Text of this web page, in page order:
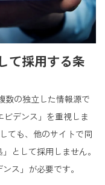
て採用する条
数の独立した情報源で
デンス」を重視しま
ても、他のサイトで同
として採用しません。
ス」が必要です。